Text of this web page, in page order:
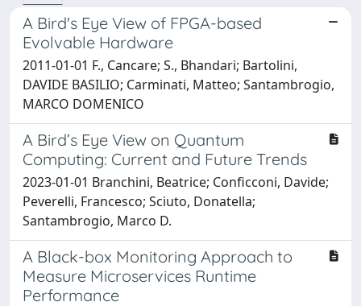
A Bird's Eye View of FPGA-based
Evolvable Hardware
2011-01-01 F., Cancare; S., Bhandari; Bartolini,
DAVIDE BASILIO; Carminati, Matteo; Santambrogio,
MARCO DOMENICO
A Bird’s Eye View on Quantum
Computing: Current and Future Trends
2023-01-01 Branchini, Beatrice; Conficconi, Davide;
Peverelli, Francesco; Sciuto, Donatella;
Santambrogio, Marco D.
A Black-box Monitoring Approach to
Measure Microservices Runtime
Performance